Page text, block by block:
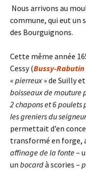
Nous arrivons au
commune, qui eut un
des Bourguignons.
Cette même année
Cessy (Bussy-Rabutin
« pierreux» de Suilly
boisseaux de mouture
2 chapons et 6 poulets
les greniers du
permettait d’en
transformé en forge,
affinage de la fonte–
un bocardà scories –